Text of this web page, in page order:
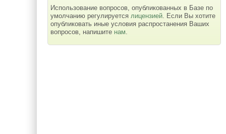
Использование вопросов, опубликованных в Базе по
умолчанию регулируется лицензией. Если Вы хотите
опубликовать иные условия распростанения Ваших
вопросов, напишите нам.